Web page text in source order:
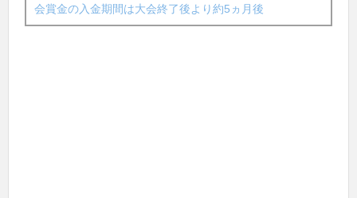
会賞金の入金期間は大会終了後より約5ヵ月後